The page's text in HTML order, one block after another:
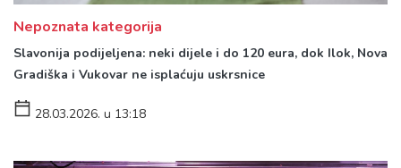
Nepoznata kategorija
Slavonija podijeljena: neki dijele i do 120 eura, dok Ilok, Nova
Gradiška i Vukovar ne isplaćuju uskrsnice
28.03.2026. u 13:18